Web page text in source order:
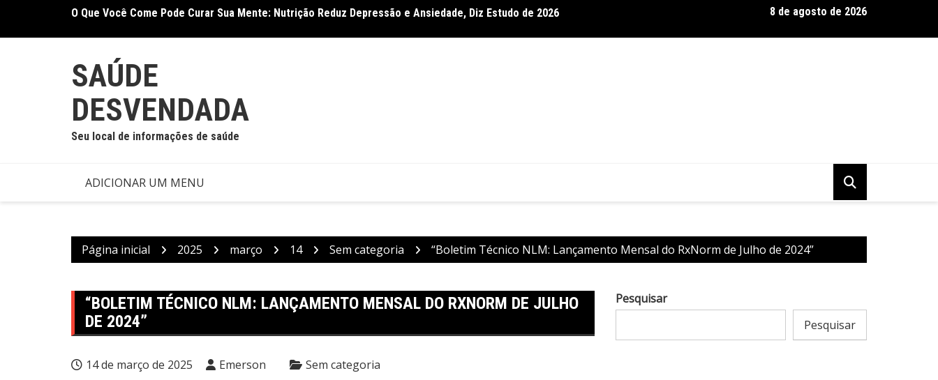
o
O Que Você Come Pode Curar Sua Mente: Nutrição Reduz Depressão e Ansiedade, Diz Estudo de 2026
Terapia Ocupacional Melhora Função Motora e Independência em Crianças com Paralisia Cerebral, Confirma
Dietas Baseadas em Plantas: Qualidade Importa Mais Que Quantidade,
8 de agosto de 2026
SAÚDE
DESVENDADA
Seu local de informações de saúde
ADICIONAR UM MENU
Página inicial 2025 março 14 Sem categoria “Boletim Técnico NLM: Lançamento Mensal do RxNorm de Julho de 2024”
“BOLETIM TÉCNICO NLM: LANÇAMENTO MENSAL DO RXNORM DE JULHO
DE 2024”
14 de março de 2025 Emerson Sem categoria
Pesquisar
Pesquisar